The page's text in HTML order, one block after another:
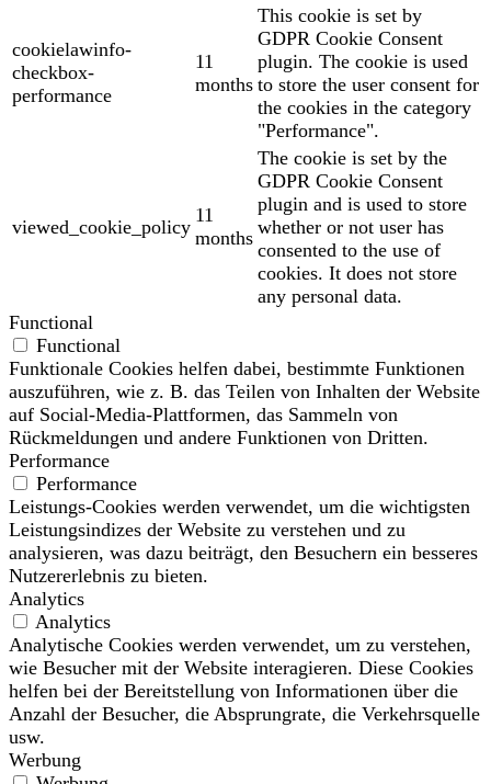
cookielawinfo-
checkbox-
performance
11
months
This cookie is set by
GDPR Cookie Consent
plugin. The cookie is used
to store the user consent for
the cookies in the category
"Performance".
viewed_cookie_policy
11
months
The cookie is set by the
GDPR Cookie Consent
plugin and is used to store
whether or not user has
consented to the use of
cookies. It does not store
any personal data.
Functional
Functional
Funktionale Cookies helfen dabei, bestimmte Funktionen
auszuführen, wie z. B. das Teilen von Inhalten der Website
auf Social-Media-Plattformen, das Sammeln von
Rückmeldungen und andere Funktionen von Dritten.
Performance
Performance
Leistungs-Cookies werden verwendet, um die wichtigsten
Leistungsindizes der Website zu verstehen und zu
analysieren, was dazu beiträgt, den Besuchern ein besseres
Nutzererlebnis zu bieten.
Analytics
Analytics
Analytische Cookies werden verwendet, um zu verstehen,
wie Besucher mit der Website interagieren. Diese Cookies
helfen bei der Bereitstellung von Informationen über die
Anzahl der Besucher, die Absprungrate, die Verkehrsquelle
usw.
Werbung